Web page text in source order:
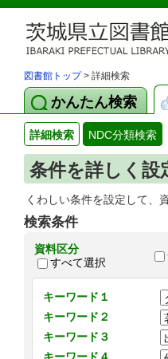
図書館トップ> 詳細検索
かんたん検索
詳細検索 NDC分類検索
条件を詳しく設
くわしい条件を設定して、
検索条件
資料区分
すべて選択
キーワード１
キーワード２
キーワード３